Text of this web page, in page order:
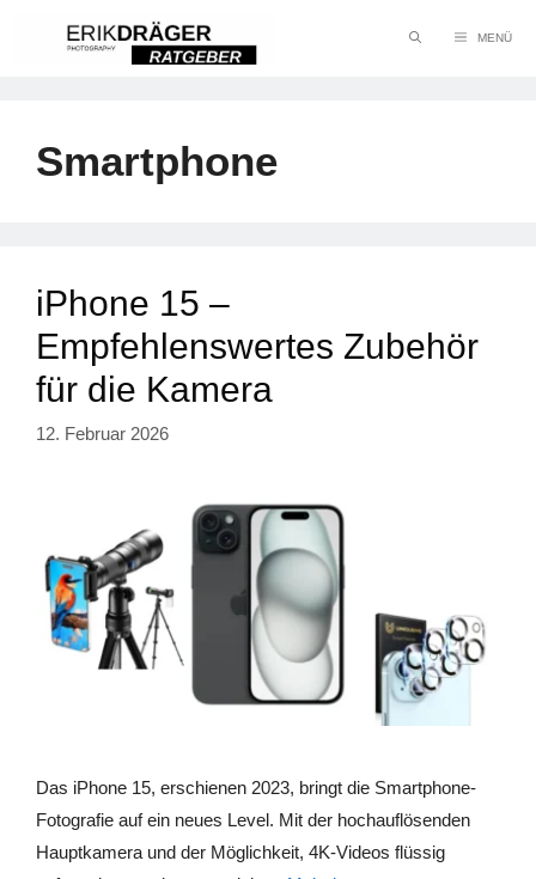
MENÜ
Smartphone
iPhone 15 –
Empfehlenswertes Zubehör
für die Kamera
12. Februar 2026
Das iPhone 15, erschienen 2023, bringt die Smartphone-
Fotografie auf ein neues Level. Mit der hochauflösenden
Hauptkamera und der Möglichkeit, 4K-Videos flüssig